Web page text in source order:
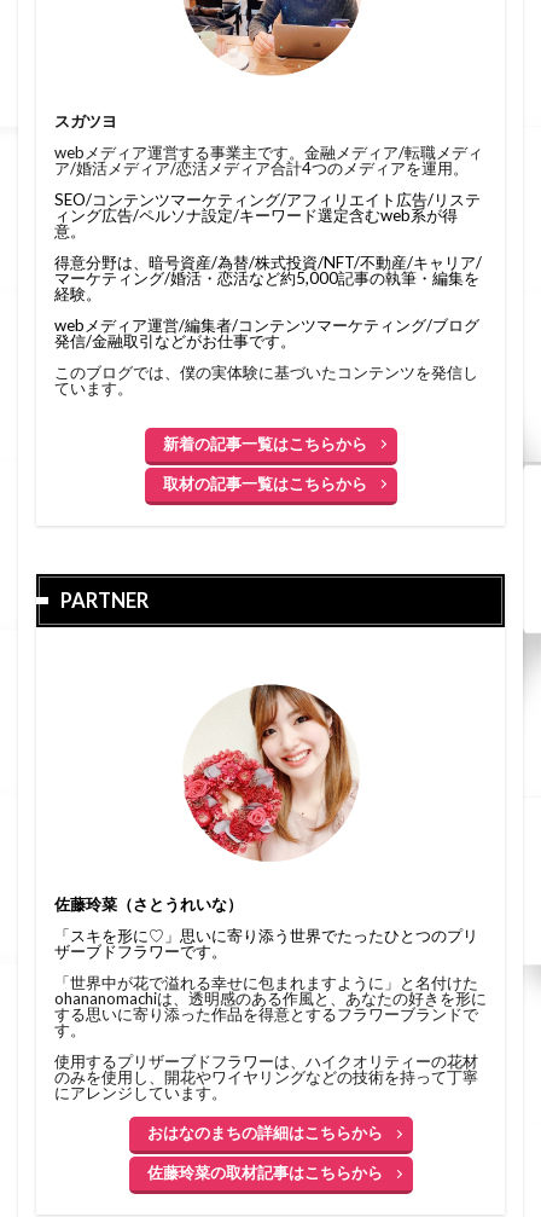
スガツヨ
webメディア運営する事業主です。金融メディア/転職メディ
ア/婚活メディア/恋活メディア合計4つのメディアを運用。
SEO/コンテンツマーケティング/アフィリエイト広告/リステ
ィング広告/ペルソナ設定/キーワード選定含むweb系が得
意。
得意分野は、暗号資産/為替/株式投資/NFT/不動産/キャリア/
マーケティング/婚活・恋活など約5,000記事の執筆・編集を
経験。
webメディア運営/編集者/コンテンツマーケティング/ブログ
発信/金融取引などがお仕事です。
このブログでは、僕の実体験に基づいたコンテンツを発信し
ています。
新着の記事一覧はこちらから
取材の記事一覧はこちらから
PARTNER
佐藤玲菜（さとうれいな）
「スキを形に♡」思いに寄り添う世界でたったひとつのプリ
ザーブドフラワーです。
「世界中が花で溢れる幸せに包まれますように」と名付けた
ohananomachiは、透明感のある作風と、あなたの好きを形に
する思いに寄り添った作品を得意とするフラワーブランドで
す。
使用するプリザーブドフラワーは、ハイクオリティーの花材
のみを使用し、開花やワイヤリングなどの技術を持って丁寧
にアレンジしています。
おはなのまちの詳細はこちらから
佐藤玲菜の取材記事はこちらから